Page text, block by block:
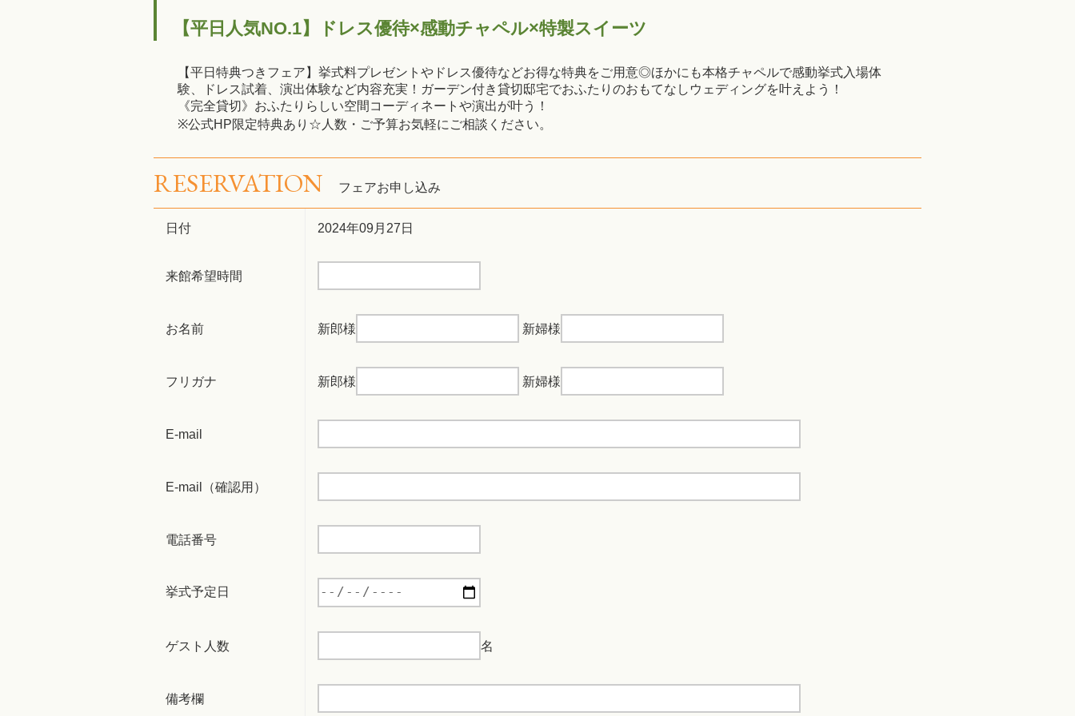
【平日人気NO.1】ドレス優待×感動チャペル×特製スイーツ
【平日特典つきフェア】挙式料プレゼントやドレス優待などお得な特典をご用意◎ほかにも本格チャペルで感動挙式入場体
験、ドレス試着、演出体験など内容充実！ガーデン付き貸切邸宅でおふたりのおもてなしウェディングを叶えよう！
《完全貸切》おふたりらしい空間コーディネートや演出が叶う！
※公式HP限定特典あり☆人数・ご予算お気軽にご相談ください。
RESERVATION フェアお申し込み
日付 2024年09月27日
来館希望時間
お名前 新郎様 新婦様
フリガナ 新郎様 新婦様
E-mail
E-mail（確認用）
電話番号
挙式予定日
ゲスト人数 名
備考欄